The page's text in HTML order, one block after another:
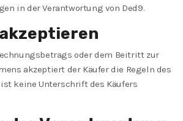
in der Verantwortung von Ded9.
oder dem Beitritt zur
akzeptiert der Käufer die Regeln des
keine Unterschrift des Käufers